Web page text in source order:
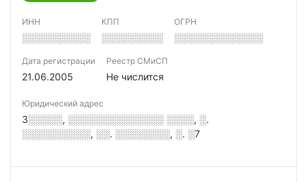
ИНН
░░░░░░░░░░
КПП
░░░░░░░░░
ОГРН
░░░░░░░░░░░░░
Дата регистрации
21.06.2005
Реестр СМиСП
Не числится
Юридический адрес
3░░░░░, ░░░░░░░░░░░░░░ ░░░░, ░.
░░░░░░░░░░, ░░. ░░░░░░░░, ░. ░7